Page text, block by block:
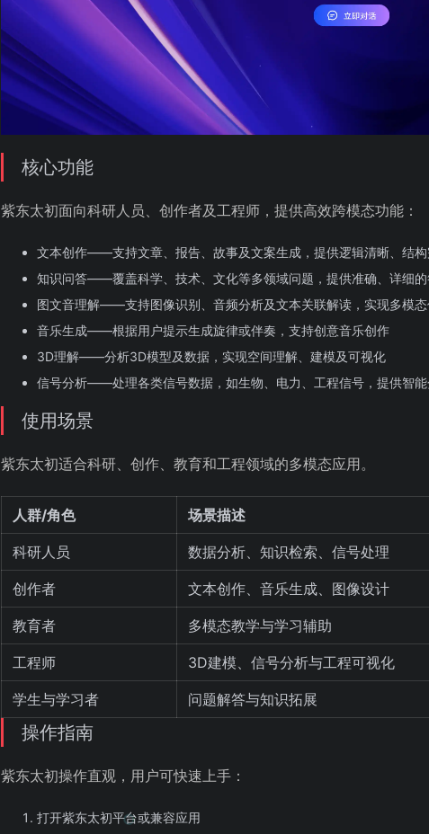
核心功能
紫东太初面向科研人员、创作者及工程师，提供高效跨模态功能：
文本创作——支持文章、报告、故事及文案生成，提供逻辑清晰、结构
知识问答——覆盖科学、技术、文化等多领域问题，提供准确、详细的
图文音理解——支持图像识别、音频分析及文本关联解读，实现多模态
音乐生成——根据用户提示生成旋律或伴奏，支持创意音乐创作
3D理解——分析3D模型及数据，实现空间理解、建模及可视化
信号分析——处理各类信号数据，如生物、电力、工程信号，提供智能
使用场景
紫东太初适合科研、创作、教育和工程领域的多模态应用。
人群/角色 场景描述
科研人员 数据分析、知识检索、信号处理
创作者 文本创作、音乐生成、图像设计
教育者 多模态教学与学习辅助
工程师 3D建模、信号分析与工程可视化
学生与学习者 问题解答与知识拓展
操作指南
紫东太初操作直观，用户可快速上手：
打开紫东太初平台或兼容应用